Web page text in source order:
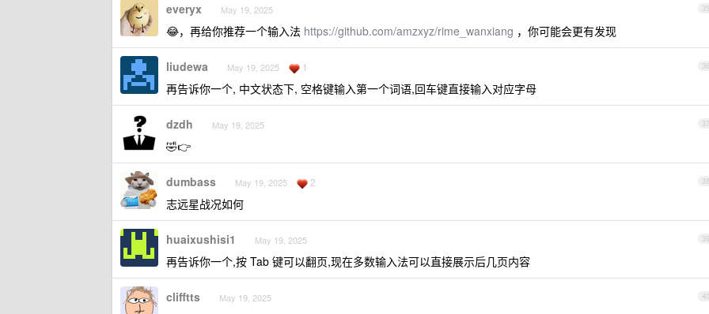
35
everyx May 19, 2025
😂，再给你推荐一个输入法 https://github.com/amzxyz/rime_wanxiang ，你可能会更有发现
36
liudewa May 19, 2025 1
再告诉你一个, 中文状态下, 空格键输入第一个词语,回车键直接输入对应字母
37
dzdh May 19, 2025
🤣👉
38
dumbass May 19, 2025 2
志远星战况如何
39
huaixushisi1 May 19, 2025
再告诉你一个,按 Tab 键可以翻页,现在多数输入法可以直接展示后几页内容
40
clifftts May 19, 2025